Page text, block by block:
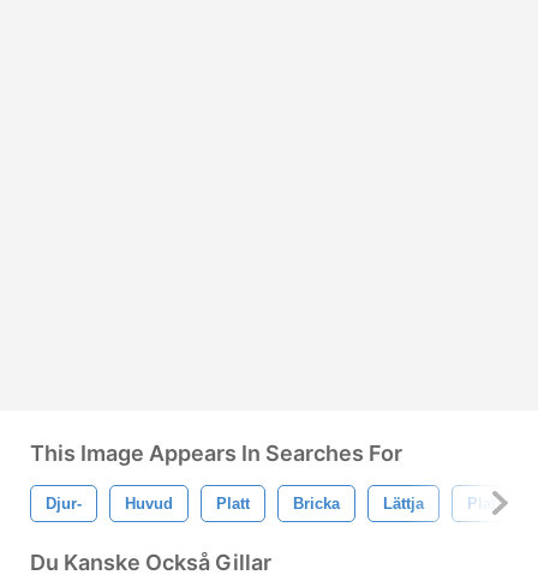
This Image Appears In Searches For
Djur- Huvud Platt Bricka Lättja Platt
Du Kanske Också Gillar